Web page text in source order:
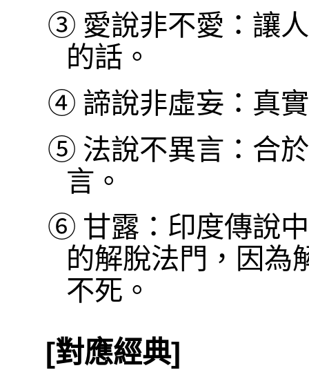
③ 愛說非不愛：讓
的話。
④ 諦說非虛妄：真
⑤ 法說不異言：合
言。
⑥ 甘露：印度傳說
的解脫法門，因為
不死。
[對應經典]